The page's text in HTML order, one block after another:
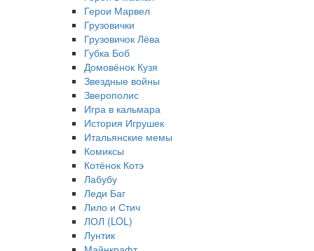
Герои Марвел
Грузовички
Грузовичок Лёва
Губка Боб
Домовёнок Кузя
Звездные войны
Зверополис
Игра в кальмара
История Игрушек
Итальянские мемы
Комиксы
Котёнок Котэ
Лабубу
Леди Баг
Лило и Стич
ЛОЛ (LOL)
Лунтик